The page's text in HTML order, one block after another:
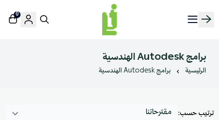
منصة لينك إن | Linkin.sa
0
برامج Autodesk الهندسية
الرئيسية برامج Autodesk الهندسية
ترتيب حسب: